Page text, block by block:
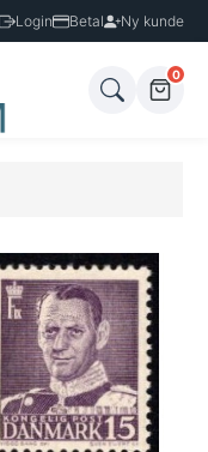
Login Betal Ny kunde
0